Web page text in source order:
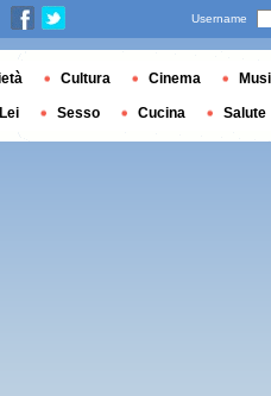
Username
Cultura Cinema
Sesso Cucina Salute